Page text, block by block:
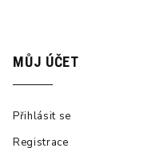
MŮJ ÚČET
Přihlásit se
Registrace